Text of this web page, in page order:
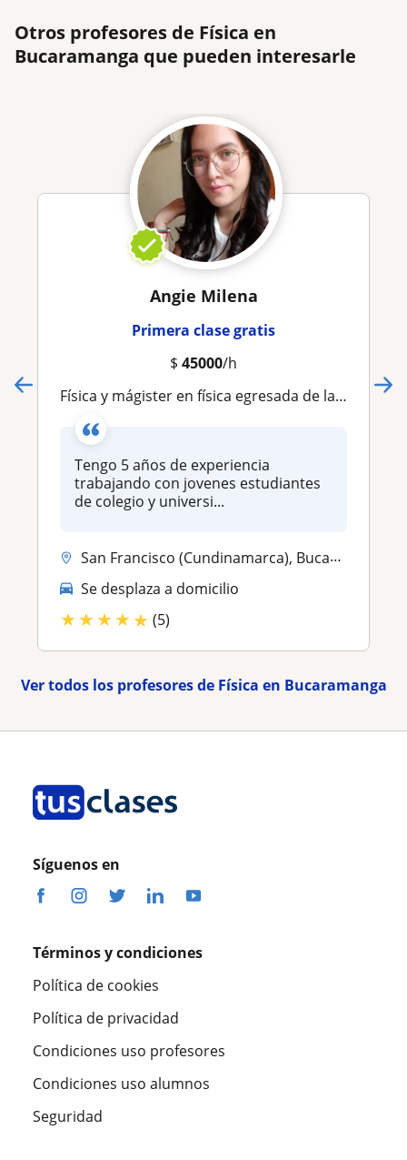
Otros profesores de Física en
Bucaramanga que pueden interesarle
Angie Milena
Primera clase gratis
$ 45000/h
Física y mágister en física egresada de la UIS, da clases de física a estudiantes de secundaria, primaria y universitaria
Tengo 5 años de experiencia
trabajando con jovenes estudiantes
de colegio y universi...
San Francisco (Cundinamarca), Bucaramanga
Se desplaza a domicilio
★★★★★ (5)
Ver todos los profesores de Física en Bucaramanga
Síguenos en
Términos y condiciones
Política de cookies
Política de privacidad
Condiciones uso profesores
Condiciones uso alumnos
Seguridad